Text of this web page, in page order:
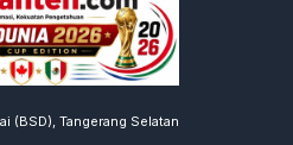
(BSD), Tangerang Selatan